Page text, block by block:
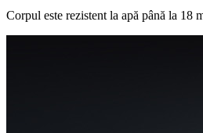
Corpul este rezistent la apă până la 18